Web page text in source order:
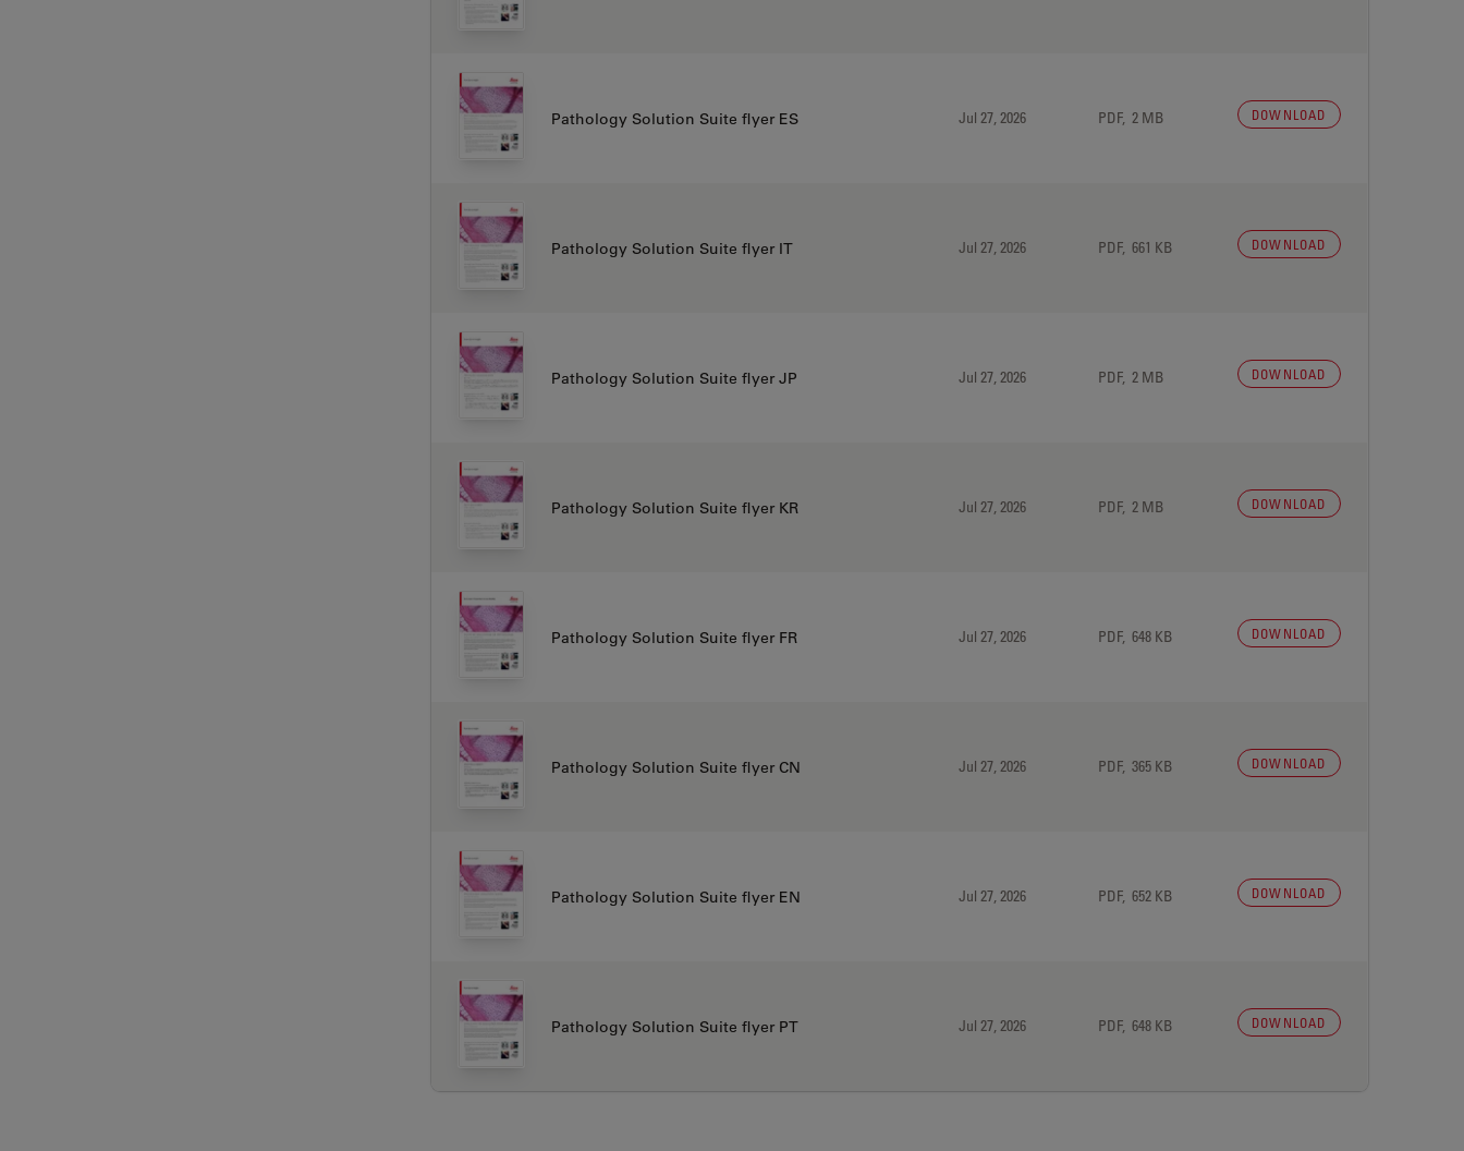
Pathology Solution Suite flyer ES Jul 27, 2026 PDF, 2 MB DOWNLOAD
Pathology Solution Suite flyer IT Jul 27, 2026 PDF, 661 KB DOWNLOAD
Pathology Solution Suite flyer JP Jul 27, 2026 PDF, 2 MB DOWNLOAD
Pathology Solution Suite flyer KR Jul 27, 2026 PDF, 2 MB DOWNLOAD
Pathology Solution Suite flyer FR Jul 27, 2026 PDF, 648 KB DOWNLOAD
Pathology Solution Suite flyer CN Jul 27, 2026 PDF, 365 KB DOWNLOAD
Pathology Solution Suite flyer EN Jul 27, 2026 PDF, 652 KB DOWNLOAD
Pathology Solution Suite flyer PT Jul 27, 2026 PDF, 648 KB DOWNLOAD